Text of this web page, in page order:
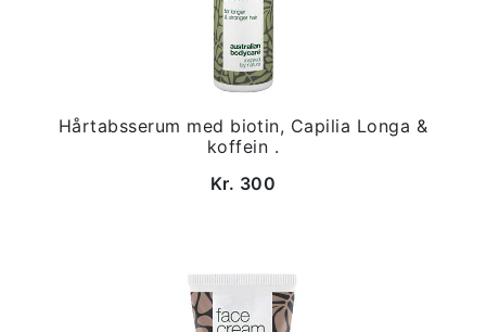
Hårtabsserum med biotin, Capilia Longa &
koffein .
Kr. 300